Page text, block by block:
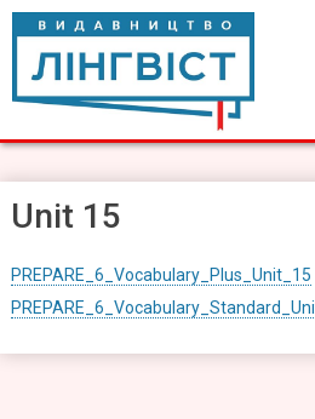
Skip
content
Видавництво Лінгвіст
Видавництво Лінгвіст – адаптація
Unit 15
PREPARE_6_Vocabulary_Plus_Unit_15